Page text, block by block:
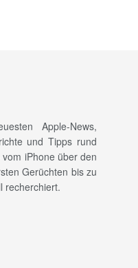
Apple-News,
und Tipps rund
iPhone über den
Gerüchten bis zu
recherchiert.